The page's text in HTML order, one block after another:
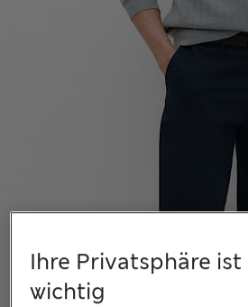
Ihre Privatsphäre ist
wichtig